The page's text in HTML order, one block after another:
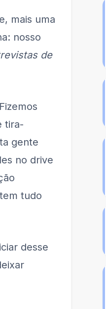
mais uma
nosso
de
tira-
gente
no drive
tem tudo
desse